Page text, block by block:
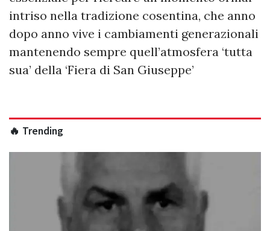
intriso nella tradizione cosentina, che anno
dopo anno vive i cambiamenti generazionali
mantenendo sempre quell’atmosfera ‘tutta
sua’ della ‘Fiera di San Giuseppe’
🔥 Trending